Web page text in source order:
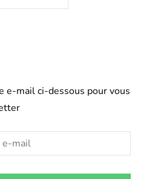
e-mail ci-dessous pour vous